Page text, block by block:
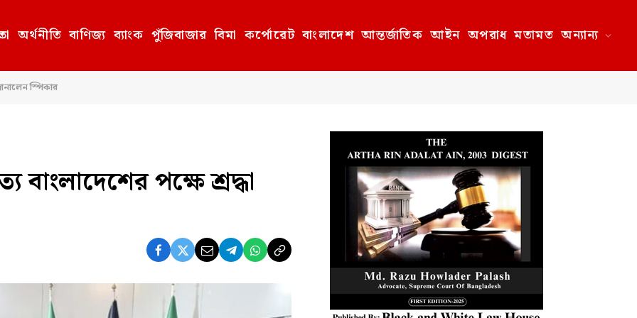
অর্থনীতি বাণিজ্য ব্যাংক পুঁজিবাজার বিমা কর্পোরেট বাংলাদেশ আন্তর্জাতিক আইন অপরাধ মতামত অন্যান্য
স্পিকার
বাংলাদেশের পক্ষে শ্রদ্ধা